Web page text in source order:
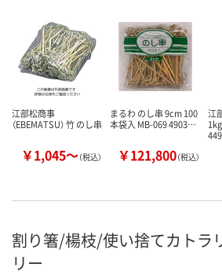
江部松商事
（EBEMATSU） 竹 のし串
￥1,045～（税込）
まるわ のし串 9cm 100
本袋入 MB-069 4903…
￥121,800（税込）
江
割り箸/楊枝/使い捨てカトラ
リー